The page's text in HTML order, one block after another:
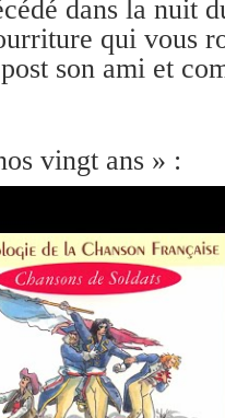
dans la nuit
qui vous
son ami et
vingt ans » :